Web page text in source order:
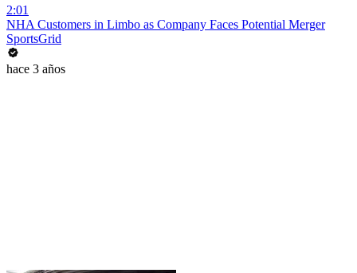
2:01
NHA Customers in Limbo as Company Faces Potential Merger
SportsGrid
hace 3 años